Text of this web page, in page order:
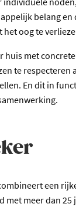
belang en
het oog te
huis met
te respecteren
En dit in
een
met meer dan